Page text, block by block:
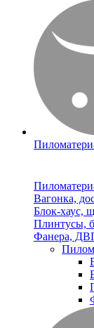
Вагонка,
Блок-хаус,
Плинтусы,
Фанера,